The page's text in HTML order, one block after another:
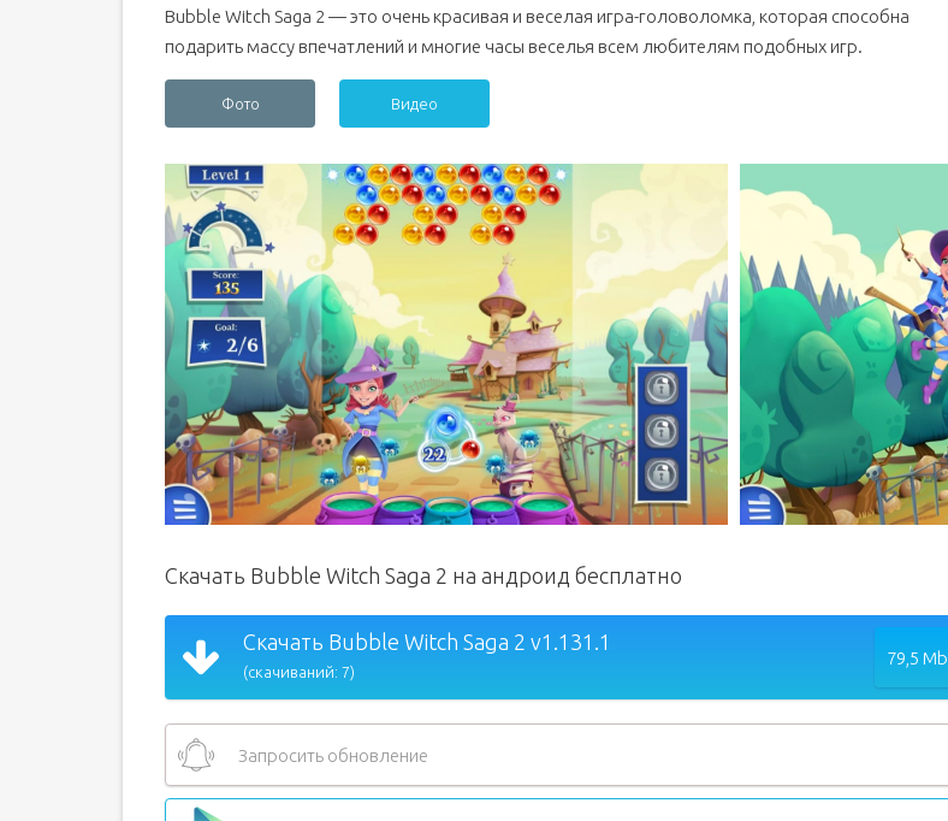
Bubble Witch Saga 2 — это очень красивая и веселая игра-головоломка, которая способна
подарить массу впечатлений и многие часы веселья всем любителям подобных игр.
Фото Видео
Скачать Bubble Witch Saga 2 на андроид бесплатно
Скачать Bubble Witch Saga 2 v1.131.1
(скачиваний: 7)
79,5 Mb
Запросить обновление